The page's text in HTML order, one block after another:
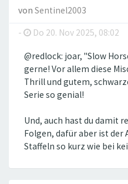
von Sentinel2003
-
Do 20. Nov 2025, 08:02
@redlock: joar, "Slow
gerne! Vor allem diese
Thrill und gutem,
Serie so genial!
Und, auch hast du damit
Folgen, dafür aber ist der
Staffeln so kurz wie bei